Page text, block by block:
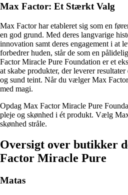
Max Factor: Et Stærkt Valg
Max Factor har etableret sig som en
en god grund. Med deres langvarige
innovation samt deres engagement i at
forbedrer huden, står de som en
Factor Miracle Pure Foundation er et
at skabe produkter, der leverer
og sund teint. Når du vælger Max
med magi.
Opdag Max Factor Miracle Pure
pleje og skønhed i ét produkt. Vælg
skønhed stråle.
Oversigt over butikker
Factor Miracle Pure
Matas